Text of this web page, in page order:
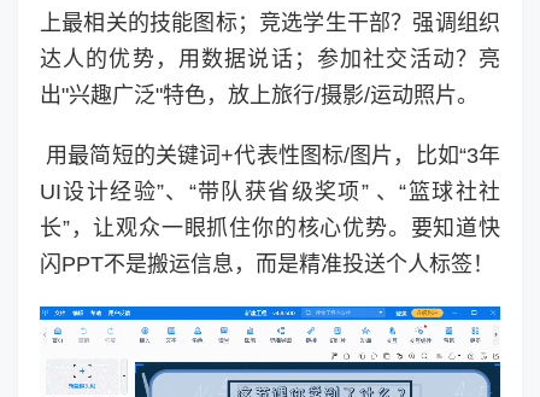
上最相关的技能图标；竞选学生干部？强调组织
达人的优势，用数据说话；参加社交活动？亮
出"兴趣广泛"特色，放上旅行/摄影/运动照片。
用最简短的关键词+代表性图标/图片，比如“3年
UI设计经验”、“带队获省级奖项” 、“篮球社社
长”，让观众一眼抓住你的核心优势。要知道快
闪PPT不是搬运信息，而是精准投送个人标签！